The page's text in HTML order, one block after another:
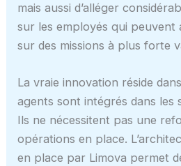
mais aussi d’alléger
sur les employés qui
sur des missions à plus forte
La vraie innovation réside
agents sont intégrés dans les
Ils ne nécessitent pas une
opérations en place.
en place par Limova permet